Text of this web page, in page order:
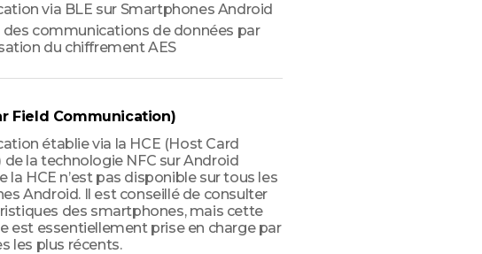
via BLE sur Smartphones Android
communications de données par
du chiffrement AES
Field Communication)
établie via la HCE (Host Card
de la technologie NFC sur Android
la HCE n’est pas disponible sur tous les
Android. Il est conseillé de consulter
des smartphones, mais cette
est essentiellement prise en charge par
les plus récents.